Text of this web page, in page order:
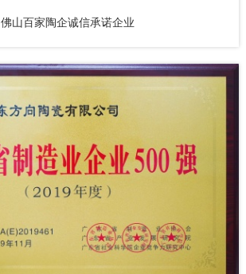
佛山百家陶企诚信承诺企业